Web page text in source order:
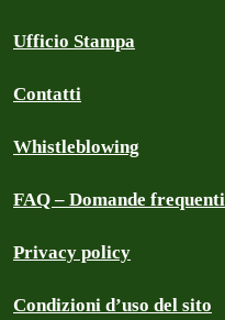
Ufficio Stampa
Contatti
Whistleblowing
FAQ – Domande frequenti
Privacy policy
Condizioni d’uso del sito